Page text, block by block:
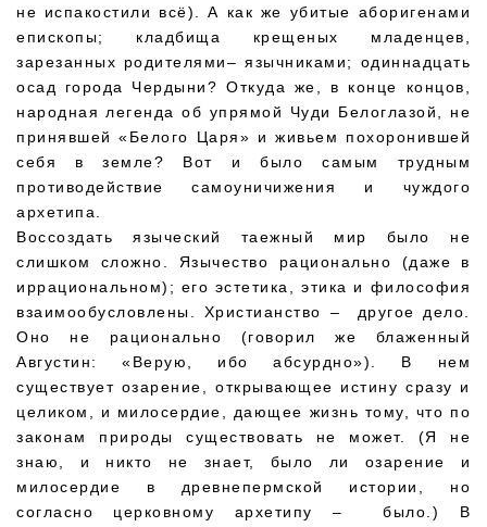
не испакостили всё). А как же убитые аборигенами
епископы; кладбища крещеных младенцев,
зарезанных родителями– язычниками; одиннадцать
осад города Чердыни? Откуда же, в конце концов,
народная легенда об упрямой Чуди Белоглазой, не
принявшей «Белого Царя» и живьем похоронившей
себя в земле? Вот и было самым трудным
противодействие самоуничижения и чуждого
архетипа.
Воссоздать языческий таежный мир было не
слишком сложно. Язычество рационально (даже в
иррациональном); его эстетика, этика и философия
взаимообусловлены. Христианство – другое дело.
Оно не рационально (говорил же блаженный
Августин: «Верую, ибо абсурдно»). В нем
существует озарение, открывающее истину сразу и
целиком, и милосердие, дающее жизнь тому, что по
законам природы существовать не может. (Я не
знаю, и никто не знает, было ли озарение и
милосердие в древнепермской истории, но
согласно церковному архетипу – было.) В